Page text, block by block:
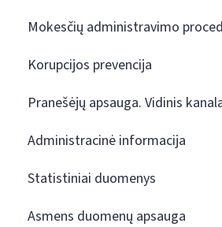
Mokesčių administravimo
Korupcijos prevencija
Pranešėjų apsauga. Vidinis
Administracinė informacija
Statistiniai duomenys
Asmens duomenų apsauga